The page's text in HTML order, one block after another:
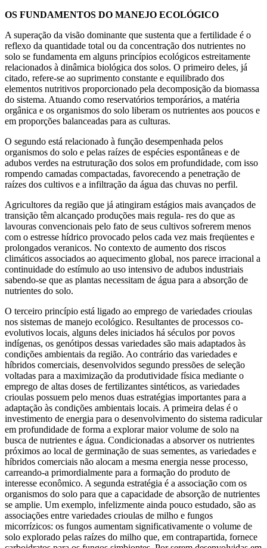
OS FUNDAMENTOS DO MANEJO ECOLÓGICO
A superação da visão dominante que sustenta que a fertilidade é o
reflexo da quantidade total ou da concentração dos nutrientes no
solo se fundamenta em alguns princípios ecológicos estreitamente
relacionados à dinâmica biológica dos solos. O primeiro deles, já
citado, refere-se ao suprimento constante e equilibrado dos
elementos nutritivos proporcionado pela decomposição da biomassa
do sistema. Atuando como reservatórios temporários, a matéria
orgânica e os organismos do solo liberam os nutrientes aos poucos e
em proporções balanceadas para as culturas.
O segundo está relacionado à função desempenhada pelos
organismos do solo e pelas raízes de espécies espontâneas e de
adubos verdes na estruturação dos solos em profundidade, com isso
rompendo camadas compactadas, favorecendo a penetração de
raízes dos cultivos e a infiltração da água das chuvas no perfil.
Agricultores da região que já atingiram estágios mais avançados de
transição têm alcançado produções mais regula- res do que as
lavouras convencionais pelo fato de seus cultivos sofrerem menos
com o estresse hídrico provocado pelos cada vez mais freqüentes e
prolongados veranicos. No contexto de aumento dos riscos
climáticos associados ao aquecimento global, nos parece irracional a
continuidade do estímulo ao uso intensivo de adubos industriais
sabendo-se que as plantas necessitam de água para a absorção de
nutrientes do solo.
O terceiro princípio está ligado ao emprego de variedades crioulas
nos sistemas de manejo ecológico. Resultantes de processos co-
evolutivos locais, alguns deles iniciados há séculos por povos
indígenas, os genótipos dessas variedades são mais adaptados às
condições ambientais da região. Ao contrário das variedades e
híbridos comerciais, desenvolvidos segundo pressões de seleção
voltadas para a maximização da produtividade física mediante o
emprego de altas doses de fertilizantes sintéticos, as variedades
crioulas possuem pelo menos duas estratégias importantes para a
adaptação às condições ambientais locais. A primeira delas é o
investimento de energia para o desenvolvimento do sistema radicular
em profundidade de forma a explorar maior volume de solo na
busca de nutrientes e água. Condicionadas a absorver os nutrientes
próximos ao local de germinação de suas sementes, as variedades e
híbridos comerciais não alocam a mesma energia nesse processo,
carreando-a primordialmente para a formação do produto de
interesse econômico. A segunda estratégia é a associação com os
organismos do solo para que a capacidade de absorção de nutrientes
se amplie. Um exemplo, infelizmente ainda pouco estudado, são as
associações entre variedades crioulas de milho e fungos
micorrízicos: os fungos aumentam significativamente o volume de
solo explorado pelas raízes do milho que, em contrapartida, fornece